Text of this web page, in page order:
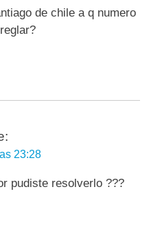
de chile a q numero
23:28
pudiste resolverlo ???